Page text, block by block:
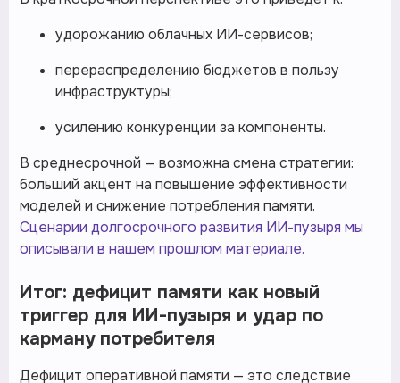
удорожанию облачных ИИ-сервисов;
перераспределению бюджетов в пользу
инфраструктуры;
усилению конкуренции за компоненты.
В среднесрочной — возможна смена стратегии:
больший акцент на повышение эффективности
моделей и снижение потребления памяти.
Сценарии долгосрочного развития ИИ-пузыря мы
описывали в нашем прошлом материале.
Итог: дефицит памяти как новый
триггер для ИИ-пузыря и удар по
карману потребителя
Дефицит оперативной памяти — это следствие